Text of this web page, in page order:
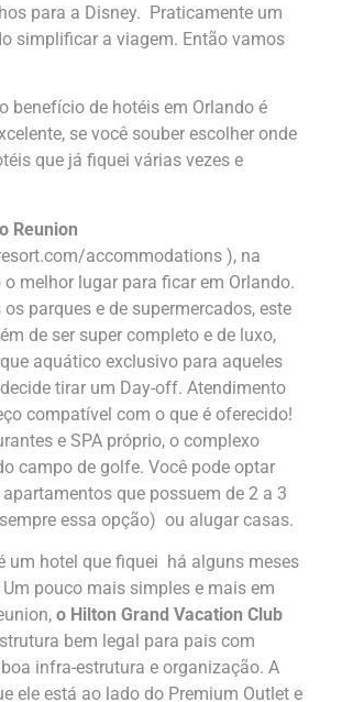
para a Disney. Praticamente um
simplificar a viagem. Então vamos
benefício de hotéis em Orlando é
se você souber escolher onde
que já fiquei várias vezes e
o Reunion
accommodations ), na
melhor lugar para ficar em Orlando.
parques e de supermercados, este
de ser super completo e de luxo,
aquático exclusivo para aqueles
tirar um Day-off. Atendimento
compatível com o que é oferecido!
e SPA próprio, o complexo
campo de golfe. Você pode optar
que possuem de 2 a 3
essa opção) ou alugar casas.
um hotel que fiquei há alguns meses
pouco mais simples e mais em
o Hilton Grand Vacation Club
bem legal para pais com
infra-estrutura e organização. A
ele está ao lado do Premium Outlet e